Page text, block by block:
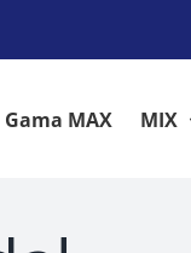
Gama MAX MIX